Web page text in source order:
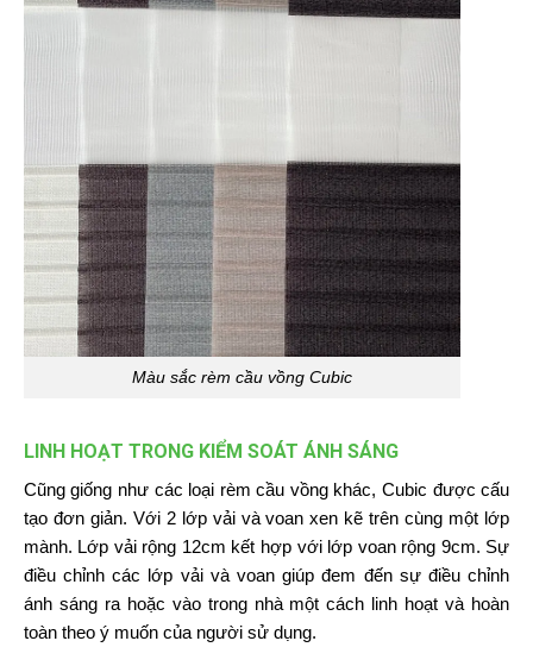
Màu sắc rèm cầu vồng Cubic
LINH HOẠT TRONG KIỂM SOÁT ÁNH SÁNG
Cũng giống như các loại rèm cầu vồng khác, Cubic được cấu
tạo đơn giản. Với 2 lớp vải và voan xen kẽ trên cùng một lớp
mành. Lớp vải rộng 12cm kết hợp với lớp voan rộng 9cm. Sự
điều chỉnh các lớp vải và voan giúp đem đến sự điều chỉnh
ánh sáng ra hoặc vào trong nhà một cách linh hoạt và hoàn
toàn theo ý muốn của người sử dụng.